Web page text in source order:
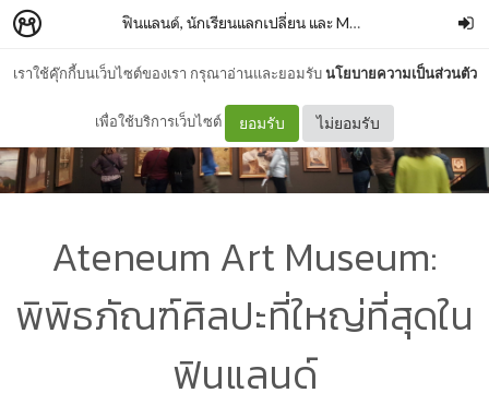
เราใช้คุ๊กกี้บนเว็บไซต์ของเรา กรุณาอ่านและยอมรับนโยบายความเป็นส่วนตัว
เพื่อใช้บริการเว็บไซต์ ยอมรับ ไม่ยอมรับ
ฟินแลนด์, นักเรียนแลกเปลี่ยน และ Museum Card ของเธอ
Ateneum Art Museum:
พิพิธภัณฑ์ศิลปะที่ใหญ่ที่สุดใน
ฟินแลนด์